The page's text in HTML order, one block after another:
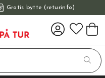
Gratis bytte (returinfo)